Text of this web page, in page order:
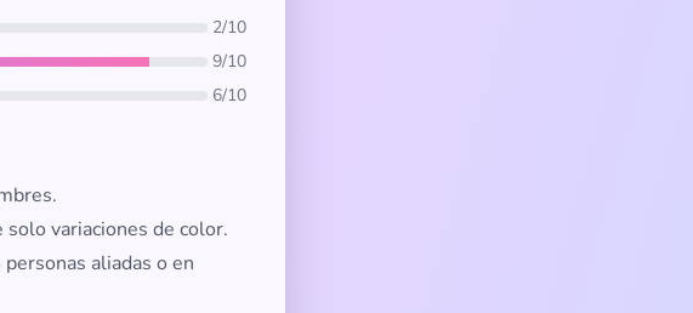
2/10
9/10
6/10
variaciones de color.
aliadas o en